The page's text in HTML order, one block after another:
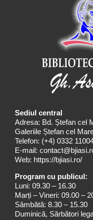
Sediul central
Adresa: Bd. Ștefan cel
Galeriile Ștefan cel
Telefon: (+4) 0332
E-mail:
Web: https://bjiasi.ro/
Program cu publicul:
Luni: 09.30 – 16.30
Marți – Vineri: 09.00 –
Sâmbătă: 8.30 – 15.30
Duminică, Sărbători